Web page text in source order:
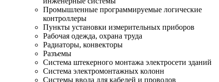
Промышленные программируемые логические
контроллеры
Пункты установки измерительных приборов
Рабочая одежда, охрана труда
Радиаторы, конвекторы
Разъемы
Система штекерного монтажа электросети зданий
Система электромонтажных колонн
Системы ввода для кабелей и проводов